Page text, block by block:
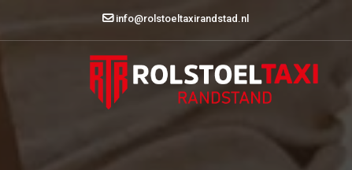
info@rolstoeltaxirandstad.nl